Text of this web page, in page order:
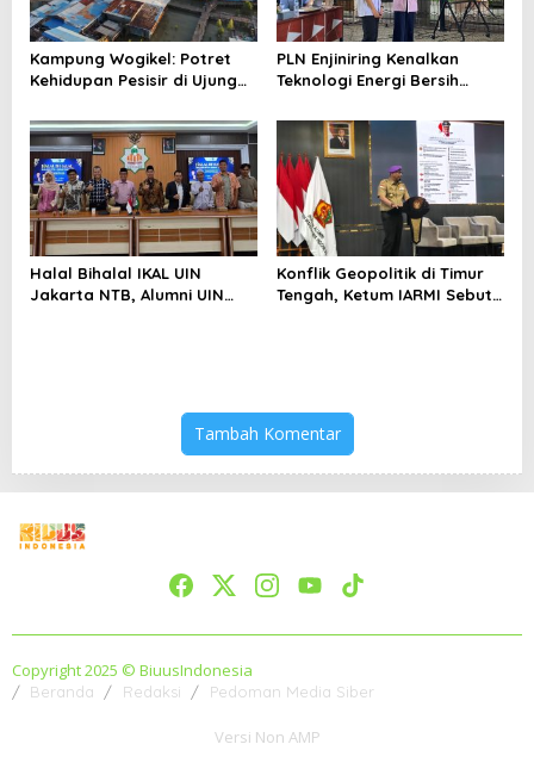
Kampung Wogikel: Potret
Kehidupan Pesisir di Ujung
Bertahan di Tengah
Keterbatasan
PLN Enjiniring Kenalkan
Teknologi Energi Bersih
Halal Bihalal IKAL UIN
Jakarta NTB, Alumni UIN
Konflik Geopolitik di Timur
Tengah, Ketum IARMI Sebut
Tambah Komentar
Copyright 2025 © BiuusIndonesia
Beranda Redaksi Pedoman Media Siber
Versi Non AMP